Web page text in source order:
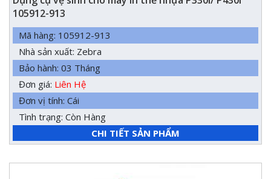
105912-913
Mã hàng: 105912-913
Nhà sản xuất: Zebra
Bảo hành: 03 Tháng
Đơn giá: Liên Hệ
Đơn vị tính: Cái
Tình trạng: Còn Hàng
CHI TIẾT SẢN PHẨM